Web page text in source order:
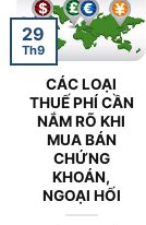
CÁC LOẠI
THUẾ PHÍ CẦN
NẮM RÕ KHI
MUA BÁN
CHỨNG
KHOÁN,
NGOẠI HỐI
29
Th9